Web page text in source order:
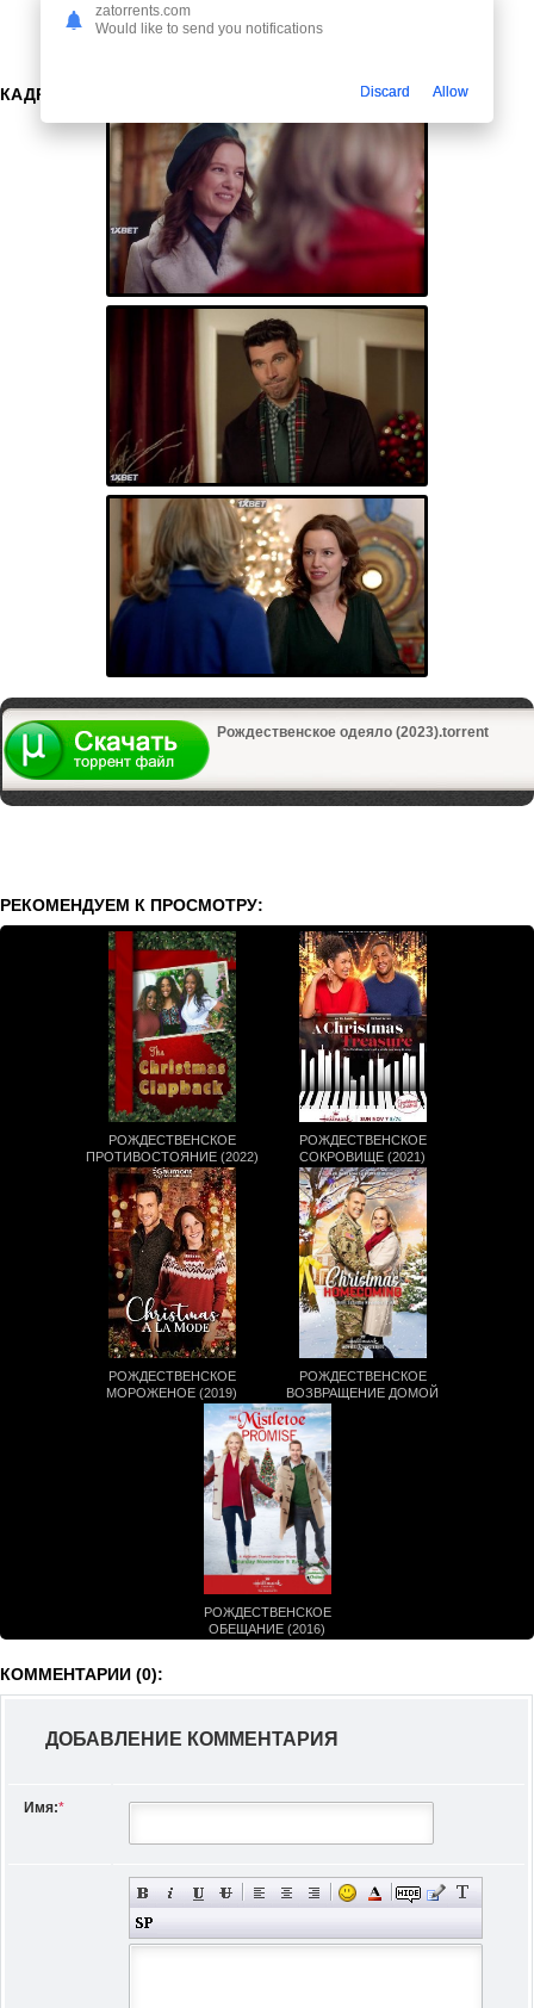
КАДРЫ:
Рождественское одеяло (2023).torrent
РЕКОМЕНДУЕМ К ПРОСМОТРУ:
РОЖДЕСТВЕНСКОЕ
ПРОТИВОСТОЯНИЕ (2022)
РОЖДЕСТВЕНСКОЕ
СОКРОВИЩЕ (2021)
РОЖДЕСТВЕНСКОЕ
МОРОЖЕНОЕ (2019)
РОЖДЕСТВЕНСКОЕ
ВОЗВРАЩЕНИЕ ДОМОЙ
РОЖДЕСТВЕНСКОЕ
ОБЕЩАНИЕ (2016)
КОММЕНТАРИИ (0):
ДОБАВЛЕНИЕ КОММЕНТАРИЯ
Имя:*
zatorrents.com
Would like to send you notifications
Discard Allow